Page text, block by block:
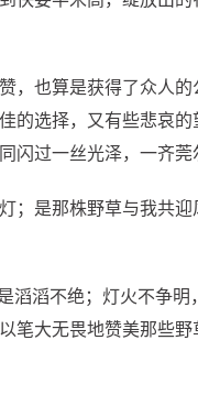
也算是获得了众人
选择，又有些悲哀
闪过一丝光泽，一齐莞
是那株野草与我共
滔不绝；灯火不争
大无畏地赞美那些